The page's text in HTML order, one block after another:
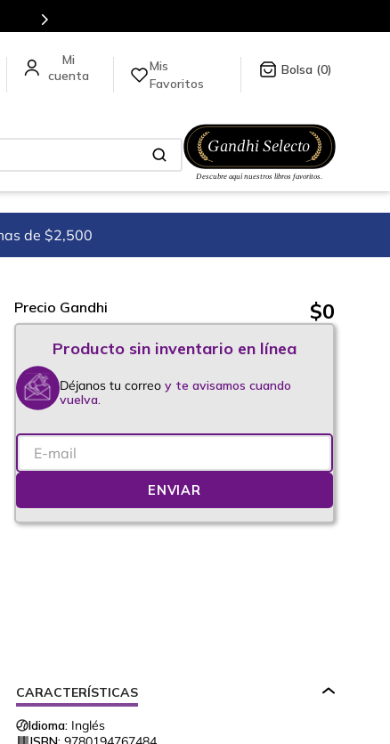
Mis
Favoritos
0
de $2,500
Precio Gandhi $0
Déjanos tu correoy te avisamos cuando
vuelva.
ENVIAR
CARACTERÍSTICAS
Idioma: Inglés